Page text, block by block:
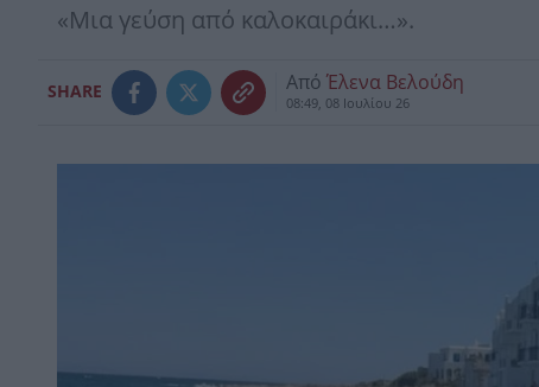
«Μια γεύση από καλοκαιράκι…».
SHARE Από Έλενα Βελούδη
08:49, 08 Ιουλίου 26